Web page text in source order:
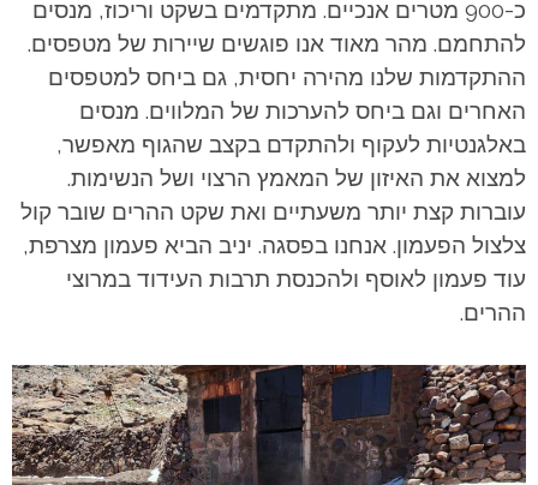
כ-900 מטרים אנכיים. מתקדמים בשקט וריכוז, מנסים
להתחמם. מהר מאוד אנו פוגשים שיירות של מטפסים.
ההתקדמות שלנו מהירה יחסית, גם ביחס למטפסים
האחרים וגם ביחס להערכות של המלווים. מנסים
באלגנטיות לעקוף ולהתקדם בקצב שהגוף מאפשר,
למצוא את האיזון של המאמץ הרצוי ושל הנשימות.
עוברות קצת יותר משעתיים ואת שקט ההרים שובר קול
צלצול הפעמון. אנחנו בפסגה. יניב הביא פעמון מצרפת,
עוד פעמון לאוסף ולהכנסת תרבות העידוד במרוצי
ההרים.